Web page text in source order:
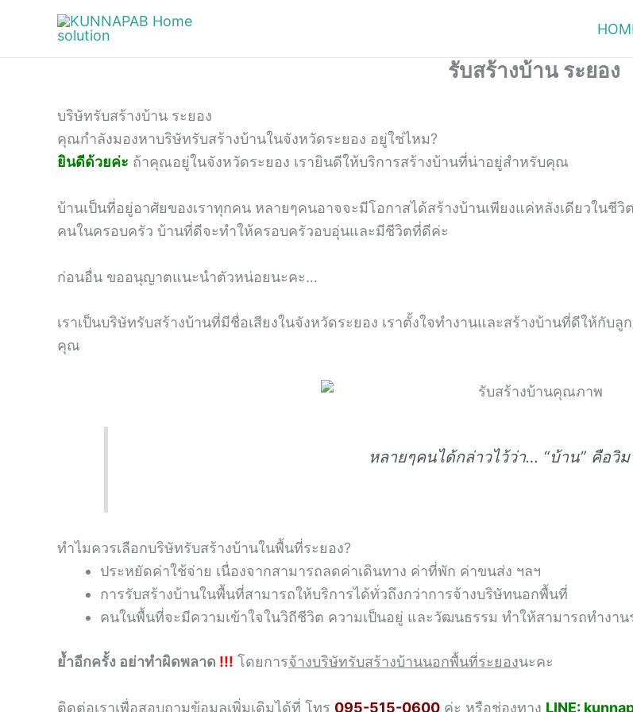
content
รับสร้างบ้าน ระยอง
บริษัทรับสร้างบ้าน ระยอง
คุณกำลังมองหาบริษัทรับสร้างบ้านในจังหวัดระยอง อยู่ใช่ไหม?
ยินดีด้วยค่ะ ถ้าคุณอยู่ในจังหวัดระยอง เรายินดีให้บริการสร้างบ้านที่น่าอยู่สำหรับคุณ
บ้านเป็นที่อยู่อาศัยของเราทุกคน หลายๆคนอาจจะมีโอกาสได้สร้างบ้านเพียงแค่หลังเดียวในชี
คนในครอบครัว บ้านที่ดีจะทำให้ครอบครัวอบอุ่นและมีชีวิตที่ดีค่ะ
ก่อนอื่น ขออนุญาตแนะนำตัวหน่อยนะคะ…
เราเป็นบริษัทรับสร้างบ้านที่มีชื่อเสียงในจังหวัดระยอง เราตั้งใจทำงานและสร้างบ้านที่ดีให้กับ
คุณ
หลายๆคนได้กล่าวไว้ว่า… “บ้าน” คือวิม
ทำไมควรเลือกบริษัทรับสร้างบ้านในพื้นที่ระยอง?
ประหยัดค่าใช้จ่าย เนื่องจากสามารถลดค่าเดินทาง ค่าที่พัก ค่าขนส่ง ฯลฯ
การรับสร้างบ้านในพื้นที่สามารถให้บริการได้ทั่วถึงกว่าการจ้างบริษัทนอกพื้นที่
คนในพื้นที่จะมีความเข้าใจในวิถีชีวิต ความเป็นอยู่ และวัฒนธรรม ทำให้สามารถทำงาน
ย้ำอีกครั้ง อย่าทำผิดพลาด !!! โดยการจ้างบริษัทรับสร้างบ้านนอกพื้นที่ระยองนะคะ
ติดต่อเราเพื่อสอบถามข้อมูลเพิ่มเติมได้ที่ โทร 095-515-0600 ค่ะ หรือช่องทาง LINE: